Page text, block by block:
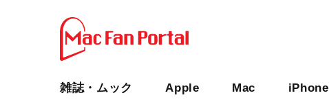
雑誌・ムック Apple Mac iPhone